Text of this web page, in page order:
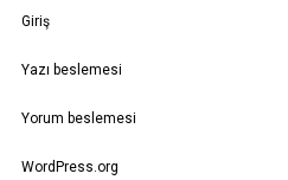
Giriş
Yazı beslemesi
Yorum beslemesi
WordPress.org